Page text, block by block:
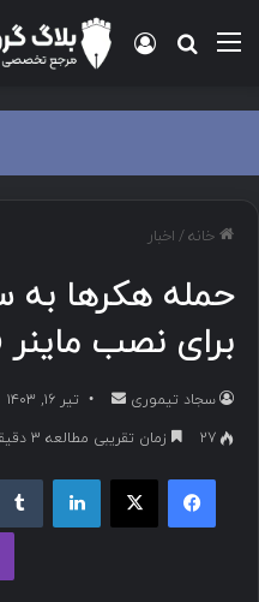
منو جستجو برای
ورود
خانه/ اخبار
برای نصب ماینر Monero
سجاد تیموری
ا
تیر ۱۶, ۱۴۰۳
27
زمان تقریبی مطالعه 3 دقیقه
فیسبوک ایکس لینکداین